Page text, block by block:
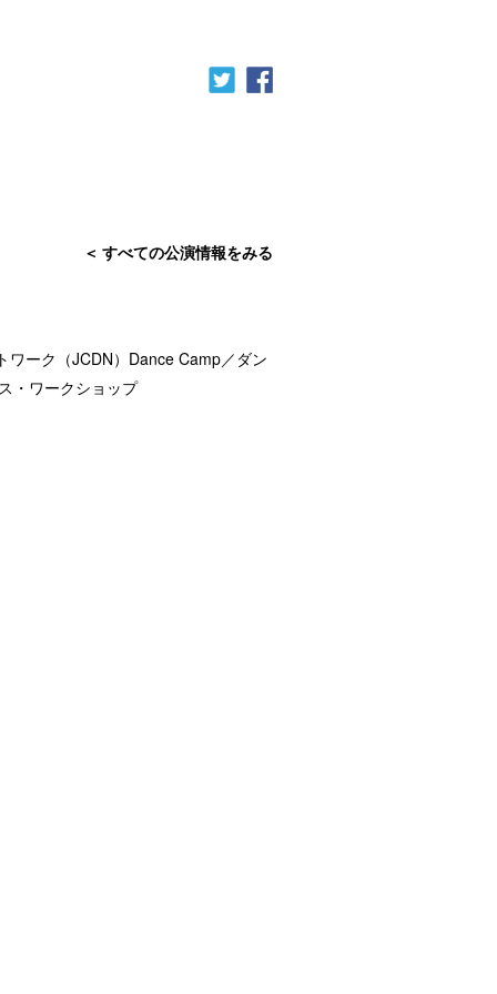
すべての公演情報をみる
ワーク（JCDN）Dance Camp／ダン
・ワークショップ